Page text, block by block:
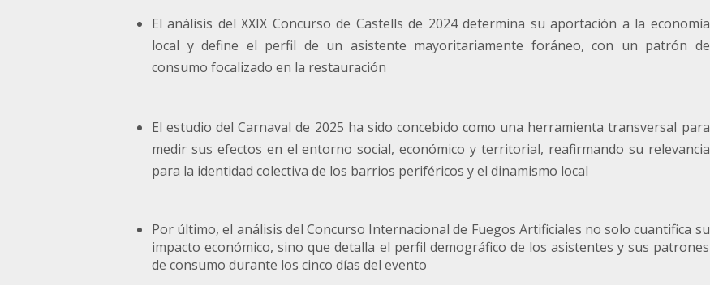
El análisis del XXIX Concurso de Castells de 2024 determina su aportación a la economía
local y define el perfil de un asistente mayoritariamente foráneo, con un patrón de
consumo focalizado en la restauración
El estudio del Carnaval de 2025 ha sido concebido como una herramienta transversal para
medir sus efectos en el entorno social, económico y territorial, reafirmando su relevancia
para la identidad colectiva de los barrios periféricos y el dinamismo local
Por último, el análisis del Concurso Internacional de Fuegos Artificiales no solo cuantifica su
impacto económico, sino que detalla el perfil demográfico de los asistentes y sus patrones
de consumo durante los cinco días del evento